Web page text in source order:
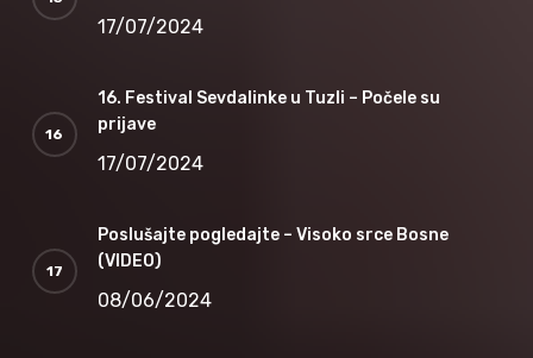
17/07/2024
16. Festival Sevdalinke u Tuzli – Počele su
prijave
17/07/2024
Poslušajte pogledajte – Visoko srce Bosne
(VIDEO)
08/06/2024